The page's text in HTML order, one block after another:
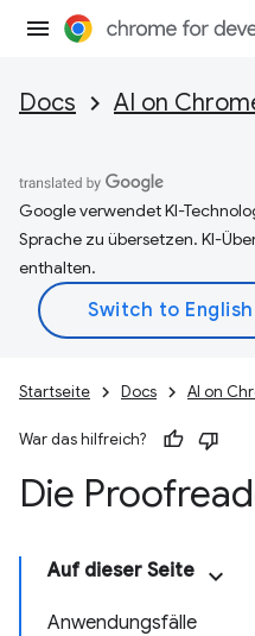
Docs AI on
Google verwendet KI-
Sprache zu übersetzen. KI-
enthalten.
Startseite Docs AI on
War das hilfreich?
Die
Auf dieser Seite
Anwendungsfälle